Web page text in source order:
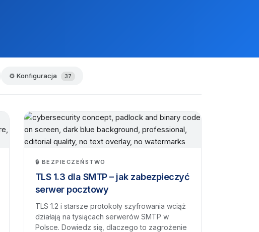
⚙️ Konfiguracja 37
🔒 BEZPIECZEŃSTWO
TLS 1.3 dla SMTP – jak zabezpieczyć
serwer pocztowy
TLS 1.2 i starsze protokoły szyfrowania wciąż
działają na tysiącach serwerów SMTP w
Polsce. Dowiedz się, dlaczego to zagrożenie